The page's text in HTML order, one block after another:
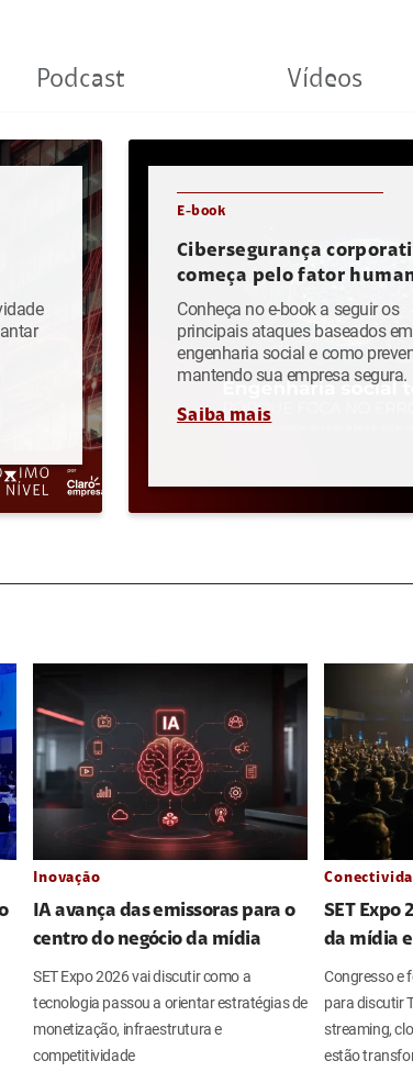
Podcast Vídeos
E-book
Cibersegurança
começa pelo fator
Conheça no e-book a seguir os
principais ataques baseados em
engenharia social e como
mantendo sua empresa segura.
Saiba mais
Inovação
IA avança das emissoras para o
centro do negócio da mídia
SET Expo 2026 vai discutir como a
tecnologia passou a orientar estratégias de
monetização, infraestrutura e
competitividade
SET
da mídia
Congresso e
para discutir
streaming,
estão